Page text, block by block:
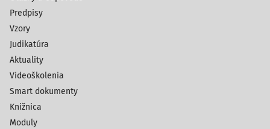
Predpisy
Vzory
Judikatúra
Aktuality
Videoškolenia
Smart dokumenty
Knižnica
Moduly